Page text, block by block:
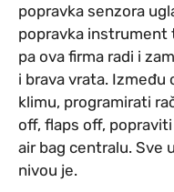
popravka senzora
popravka instrument
pa ova firma radi i
i brava vrata.
klimu, programirati
off, flaps off,
air bag centralu. Sve
nivou je.